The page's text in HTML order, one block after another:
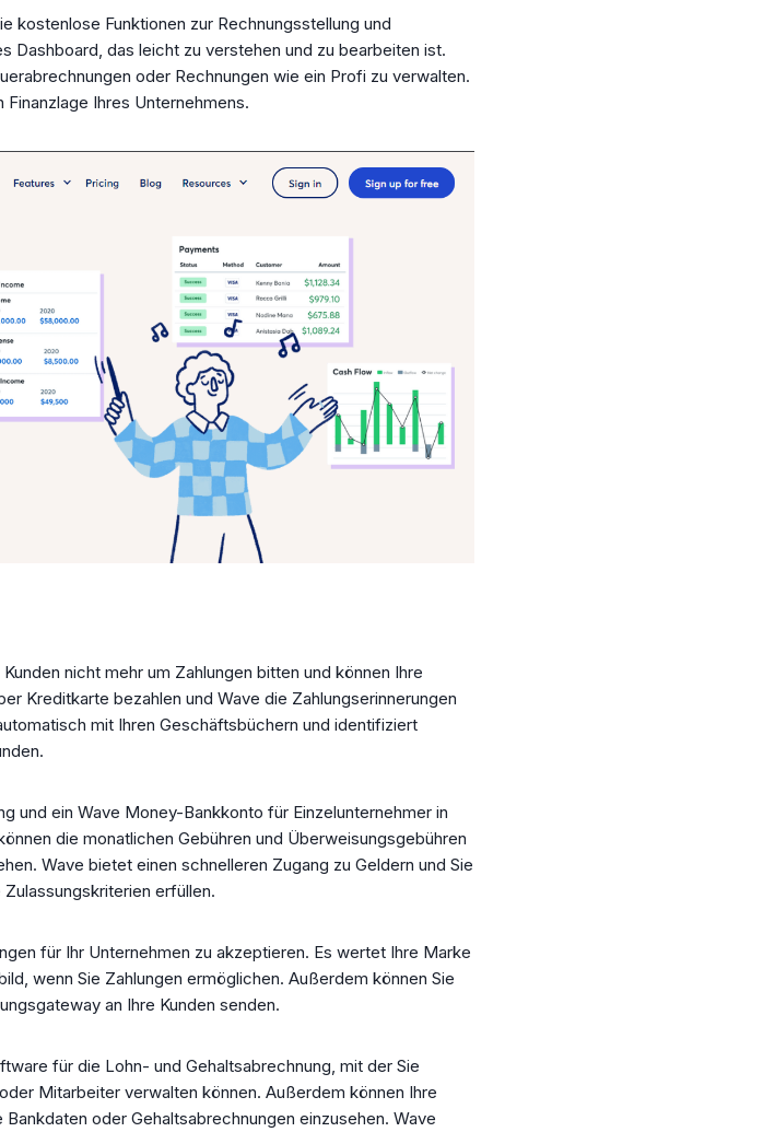
kostenlose Funktionen zur Rechnungsstellung und
Dashboard, das leicht zu verstehen und zu bearbeiten ist.
oder Rechnungen wie ein Profi zu verwalten.
Ihres Unternehmens.
nicht mehr um Zahlungen bitten und können Ihre
Kreditkarte bezahlen und Wave die Zahlungserinnerungen
mit Ihren Geschäftsbüchern und identifiziert
und ein Wave Money-Bankkonto für Einzelunternehmer in
die monatlichen Gebühren und Überweisungsgebühren
Wave bietet einen schnelleren Zugang zu Geldern und Sie
erfüllen.
für Ihr Unternehmen zu akzeptieren. Es wertet Ihre Marke
wenn Sie Zahlungen ermöglichen. Außerdem können Sie
an Ihre Kunden senden.
für die Lohn- und Gehaltsabrechnung, mit der Sie
Mitarbeiter verwalten können. Außerdem können Ihre
oder Gehaltsabrechnungen einzusehen. Wave